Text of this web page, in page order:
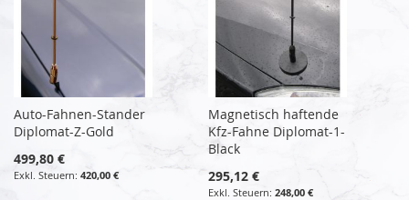
Auto-Fahnen-Stander
Diplomat-Z-Gold
499,80 €
420,00 €
Magnetisch haftende
Kfz-Fahne Diplomat-1-
Black
295,12 €
248,00 €